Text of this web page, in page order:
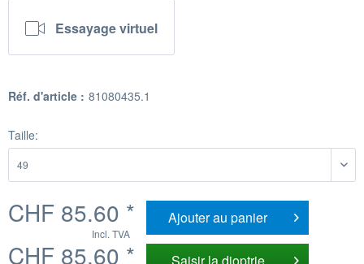
Essayage virtuel
Réf. d'article : 81080435.1
Taille:
CHF 85.60 *
Incl. TVA
Ajouter au panier
CHF 85.60 * Saisir la dioptrie